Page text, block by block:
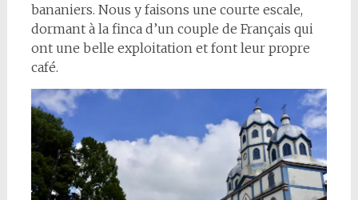
bananiers. Nous y faisons une courte escale,
dormant à la finca d’un couple de Français qui
ont une belle exploitation et font leur propre
café.